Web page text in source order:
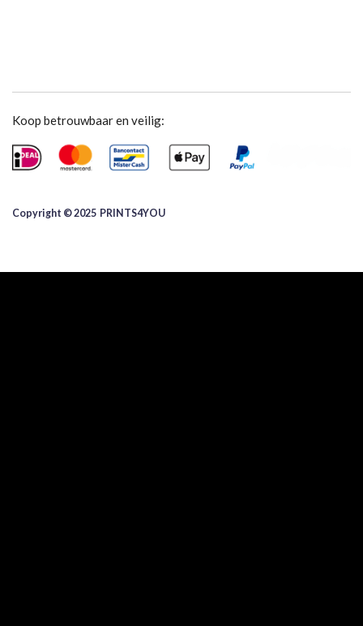
Koop betrouwbaar en veilig:
Copyright © 2025 ​PRINTS4YOU